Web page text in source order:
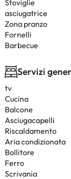
Stoviglie
asciugatrice
Zona pranzo
Fornelli
Barbecue
Servizi
tv
Cucina
Balcone
Asciugacapelli
Riscaldamento
Aria condizionata
Bollitore
Ferro
Scrivania